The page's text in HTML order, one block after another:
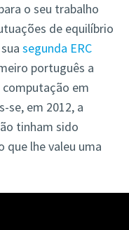
o seu trabalho
de equilíbrio
segunda ERC
português a
em
se, em 2012, a
tinham sido
que lhe valeu uma